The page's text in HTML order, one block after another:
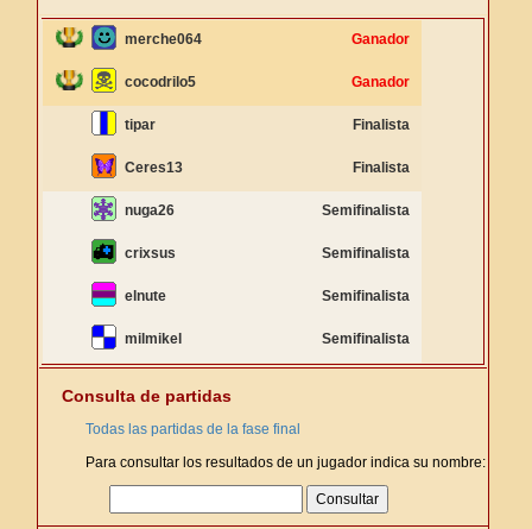
merche064 Ganador
cocodrilo5 Ganador
tipar Finalista
Ceres13 Finalista
nuga26 Semifinalista
crixsus Semifinalista
elnute Semifinalista
milmikel Semifinalista
Consulta de partidas
Todas las partidas de la fase final
Para consultar los resultados de un jugador indica su nombre: